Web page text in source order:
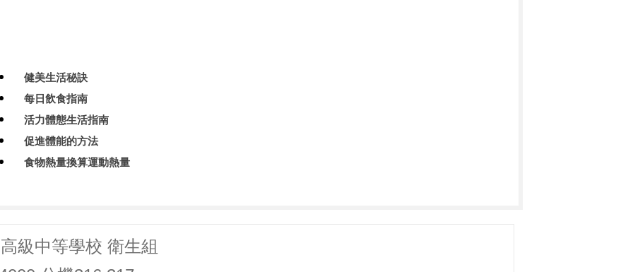
健美生活秘訣
每日飲食指南
活力體態生活指南
促進體能的方法
食物熱量換算運動熱量
級中等學校 衛生組